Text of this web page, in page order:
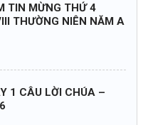
TIN MỪNG THỨ 4
THƯỜNG NIÊN NĂM A
1 CÂU LỜI CHÚA –